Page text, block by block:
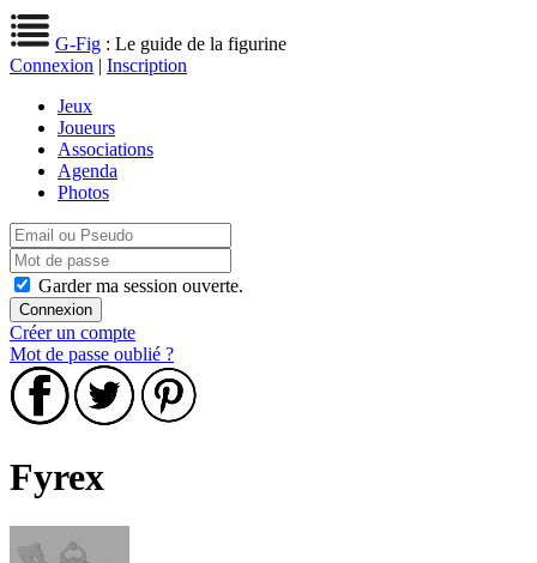
G-Fig : Le guide de la figurine
Connexion | Inscription
Jeux
Joueurs
Associations
Agenda
Photos
Garder ma session ouverte.
Créer un compte
Mot de passe oublié ?
Fyrex